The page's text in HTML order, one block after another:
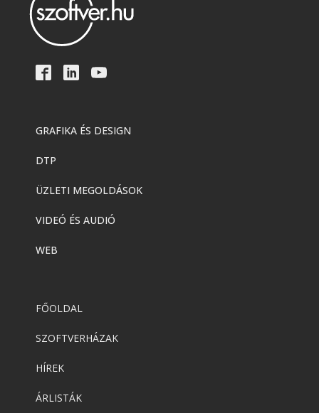
GRAFIKA ÉS DESIGN
DTP
ÜZLETI MEGOLDÁSOK
VIDEÓ ÉS AUDIÓ
WEB
FŐOLDAL
SZOFTVERHÁZAK
HÍREK
ÁRLISTÁK